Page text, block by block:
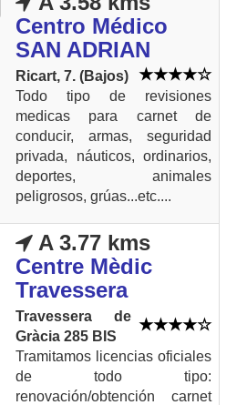
Centro Médico
SAN ADRIAN
Ricart, 7. (Bajos)
Todo tipo de revisiones
medicas para carnet de
conducir, armas, seguridad
privada, náuticos, ordinarios,
deportes, animales
peligrosos, grúas...etc....
A 3.77 kms
Centre Mèdic
Travessera
Travessera de
Gràcia 285 BIS
Tramitamos licencias oficiales
de todo tipo:
renovación/obtención carnet